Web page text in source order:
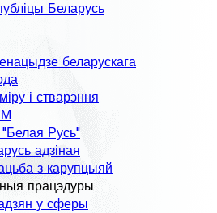
Беларусь
беларускага
і стварэння
Русь"
адзіная
з карупцыяй
працэдуры
у сферы